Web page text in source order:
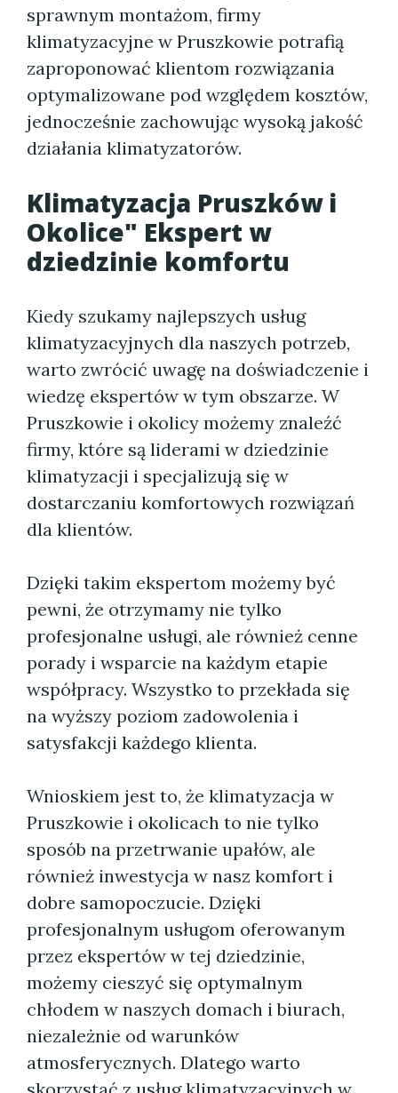
sprawnym montażom, firmy
klimatyzacyjne w Pruszkowie potrafią
zaproponować klientom rozwiązania
optymalizowane pod względem kosztów,
jednocześnie zachowując wysoką jakość
działania klimatyzatorów.
Klimatyzacja Pruszków i
Okolice" Ekspert w
dziedzinie komfortu
Kiedy szukamy najlepszych usług
klimatyzacyjnych dla naszych potrzeb,
warto zwrócić uwagę na doświadczenie i
wiedzę ekspertów w tym obszarze. W
Pruszkowie i okolicy możemy znaleźć
firmy, które są liderami w dziedzinie
klimatyzacji i specjalizują się w
dostarczaniu komfortowych rozwiązań
dla klientów.
Dzięki takim ekspertom możemy być
pewni, że otrzymamy nie tylko
profesjonalne usługi, ale również cenne
porady i wsparcie na każdym etapie
współpracy. Wszystko to przekłada się
na wyższy poziom zadowolenia i
satysfakcji każdego klienta.
Wnioskiem jest to, że klimatyzacja w
Pruszkowie i okolicach to nie tylko
sposób na przetrwanie upałów, ale
również inwestycja w nasz komfort i
dobre samopoczucie. Dzięki
profesjonalnym usługom oferowanym
przez ekspertów w tej dziedzinie,
możemy cieszyć się optymalnym
chłodem w naszych domach i biurach,
niezależnie od warunków
atmosferycznych. Dlatego warto